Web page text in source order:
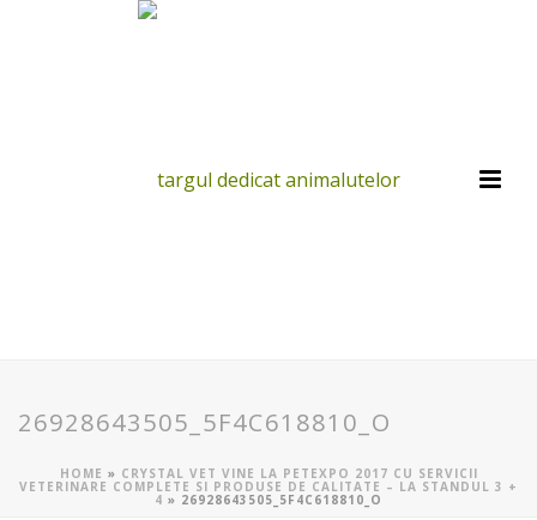
26928643505_5F4C618810_O
HOME » CRYSTAL VET VINE LA PETEXPO 2017 CU SERVICII
VETERINARE COMPLETE SI PRODUSE DE CALITATE – LA STANDUL 3 +
4 » 26928643505_5F4C618810_O